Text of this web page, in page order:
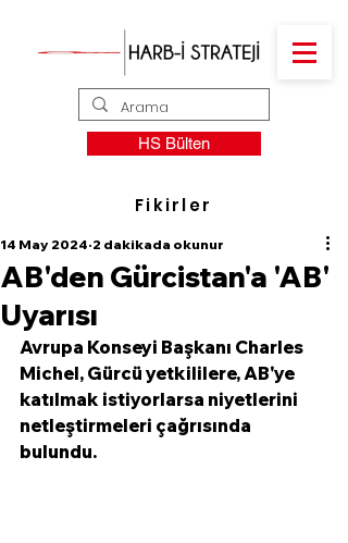
HS Bülten
Fikirler
AB'den Gürcistan'a 'AB'
Uyarısı
14 May 2024 2 dakikada okunur
Avrupa Konseyi Başkanı Charles
Michel, Gürcü yetkililere, AB'ye
katılmak istiyorlarsa niyetlerini
netleştirmeleri çağrısında
bulundu.